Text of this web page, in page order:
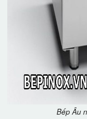
Bếp Âu